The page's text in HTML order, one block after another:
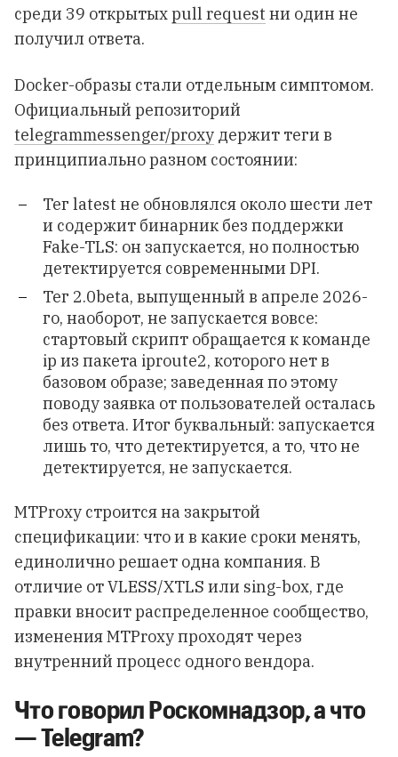
среди 39 открытыхpull request ни один не
получил ответа.
Docker-образы стали отдельным симптомом.
Официальный репозиторий
telegrammessenger/proxy держит теги в
принципиально разном состоянии:
Тег latest не обновлялся около шести лет
и содержит бинарник без поддержки
Fake-TLS: он запускается, но полностью
детектируется современными DPI.
Тег 2.0beta, выпущенный в апреле 2026-
го, наоборот, не запускается вовсе:
стартовый скрипт обращается к команде
ip из пакета iproute2, которого нет в
базовом образе; заведенная по этому
поводу заявка от пользователей осталась
без ответа. Итог буквальный: запускается
лишь то, что детектируется, а то, что не
детектируется, не запускается.
MTProxy строится на закрытой
спецификации: что и в какие сроки менять,
единолично решает одна компания. В
отличие от VLESS/XTLS или sing-box, где
правки вносит распределенное сообщество,
изменения MTProxy проходят через
внутренний процесс одного вендора.
Что говорил Роскомнадзор, а что
— Telegram?